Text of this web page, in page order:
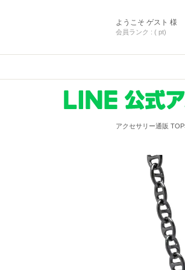
ようこそ ゲスト 様
会員ランク : ( pt)
アクセサリー通販 TOP